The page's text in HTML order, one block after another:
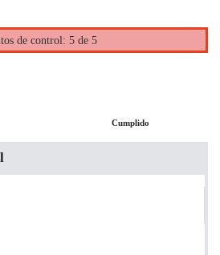
de control: 5 de 5
Cumplido